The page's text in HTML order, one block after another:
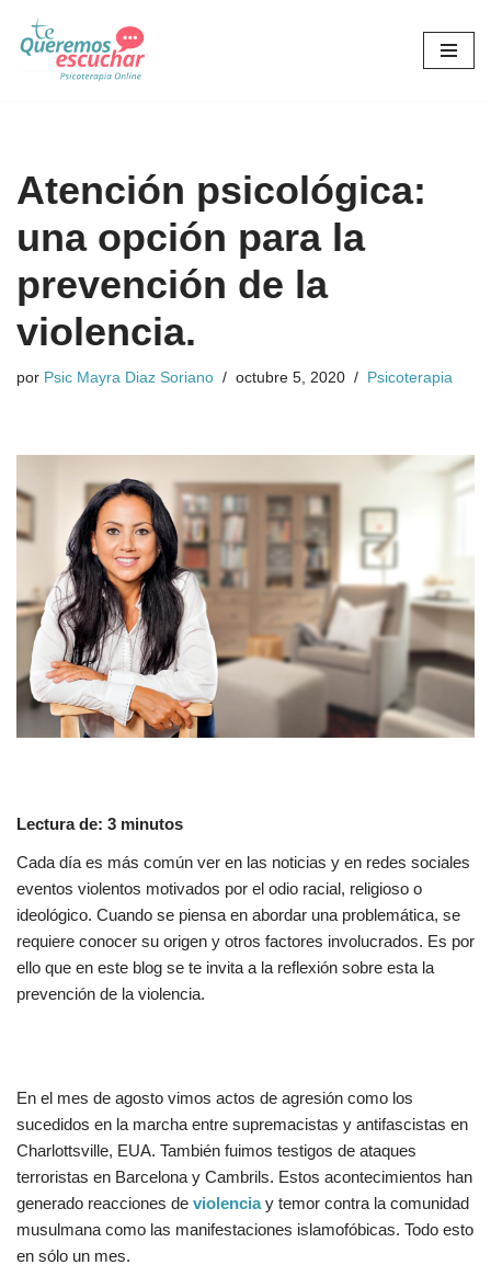
Saltar
Atención psicológica:
una opción para la
prevención de la
violencia.
por Psic Mayra Diaz Soriano octubre 5, 2020 Psicoterapia
Lectura de: 3 minutos
Cada día es más común ver en las noticias y en redes sociales
eventos violentos motivados por el odio racial, religioso o
ideológico. Cuando se piensa en abordar una problemática, se
requiere conocer su origen y otros factores involucrados. Es por
ello que en este blog se te invita a la reflexión sobre esta la
prevención de la violencia.
En el mes de agosto vimos actos de agresión como los
sucedidos en la marcha entre supremacistas y antifascistas en
Charlottsville, EUA. También fuimos testigos de ataques
terroristas en Barcelona y Cambrils. Estos acontecimientos han
generado reacciones de violenciay temor contra la comunidad
musulmana como las manifestaciones islamofóbicas. Todo esto
en sólo un mes.